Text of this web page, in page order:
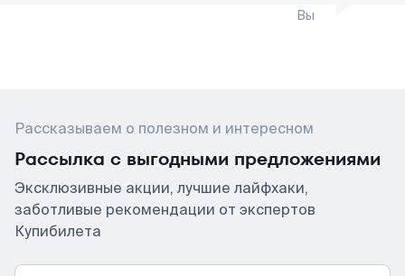
Вы
Рассказываем о полезном и интересном
Рассылка с выгодными предложениями
Эксклюзивные акции, лучшие лайфхаки,
заботливые рекомендации от экспертов
Купибилета